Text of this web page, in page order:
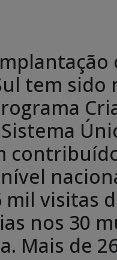
tem
mil visitas
nos 30
Mais de